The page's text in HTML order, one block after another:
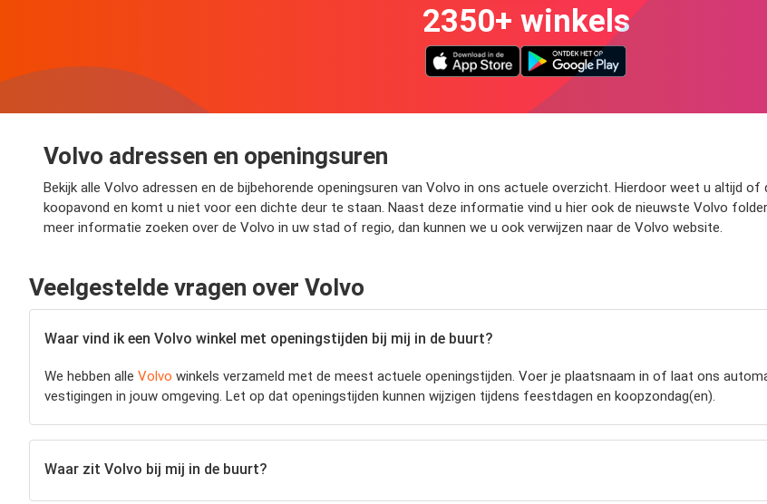
2350+ winkels
Volvo adressen en openingsuren
Bekijk alle Volvo adressen en de bijbehorende openingsuren van Volvo in ons actuele overzicht. Hierdoor weet u altijd
koopavond en komt u niet voor een dichte deur te staan. Naast deze informatie vind u hier ook de nieuwste Volvo
meer informatie zoeken over de Volvo in uw stad of regio, dan kunnen we u ook verwijzen naar de Volvo website.
Veelgestelde vragen over Volvo
Waar vind ik een Volvo winkel met openingstijden bij mij in de buurt?
We hebben alle Volvo winkels verzameld met de meest actuele openingstijden. Voer je plaatsnaam in of laat ons
vestigingen in jouw omgeving. Let op dat openingstijden kunnen wijzigen tijdens feestdagen en koopzondag(en).
Waar zit Volvo bij mij in de buurt?